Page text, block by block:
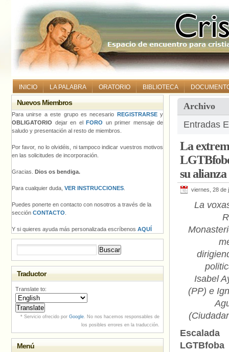
INICIO LA PALABRA ORATORIO BIBLIOTECA
Archivo
Entradas
La
su
viernes, 28 de
La
Isabel
(PP) e
Escalada
Nuevos Miembros
Para unirse a este grupo es necesario REGISTRARSEy
OBLIGATORIO dejar en el FORO un primer mensaje de
saludo y presentación al resto de miembros.
Por favor, no lo olvidéis, ni tampoco indicar vuestros motivos
en las solicitudes de incorporación.
Gracias. Dios os bendiga.
Para cualquier duda, VER INSTRUCCIONES
Puedes ponerte en contacto con nosotros a través de la
sección CONTACTO
Y si quieres ayuda más personalizada escríbenos AQUÍ
Traductor
Translate to:
* Servicio ofrecido por Google. No nos hacemos responsables de
los posibles errores en la traducción.
Menú